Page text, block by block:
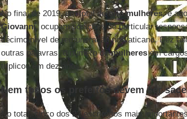
No final de 2019, um total deoito mulheres, e
Giovanni, ocupam posições de particular
décimo nível de remuneração no Vaticano. Dez
outras palavras, o número demulheresem
triplicou em dez anos.
Nem todos os prefeitos devem ser
No total, cinco dos 22 escritórios mais